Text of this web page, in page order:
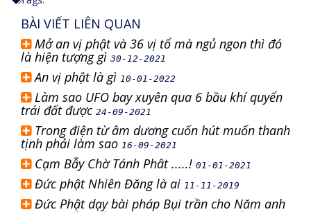
BÀI VIẾT LIÊN QUAN
Mở an vị phật và 36 vị tổ mà ngủ ngon thì đó
là hiện tượng gì 30-12-2021
An vị phật là gì 10-01-2022
Làm sao UFO bay xuyên qua 6 bầu khí quyển
trái đất được 24-09-2021
Trong điện từ âm dương cuốn hút muốn thanh
tịnh phải làm sao 16-09-2021
Cạm Bẫy Chờ Tánh Phât .....! 01-01-2021
Đức phật Nhiên Đăng là ai 11-11-2019
Đức Phật dạy bài pháp Bụi trần cho Năm anh